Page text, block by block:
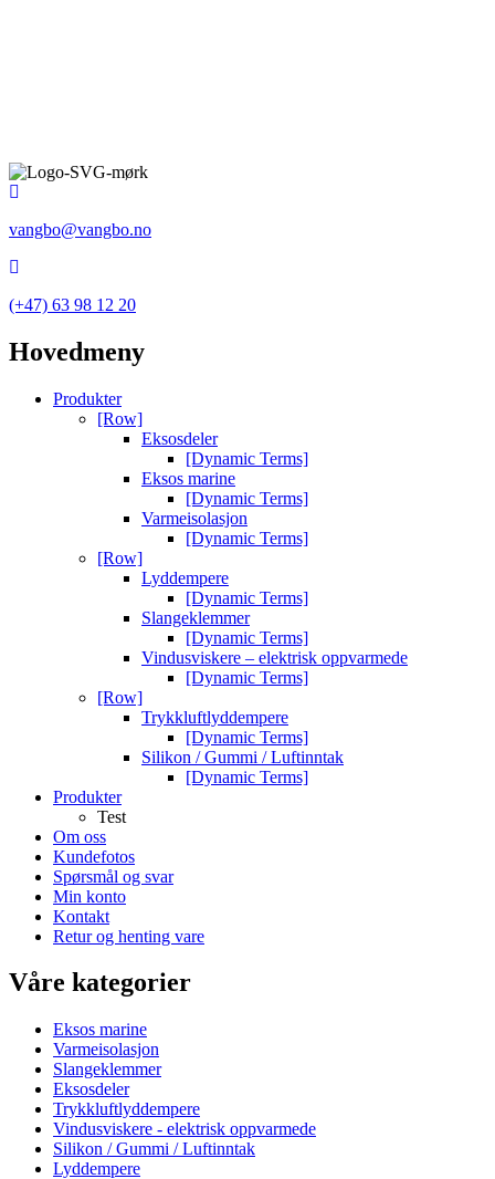
vangbo@vangbo.no
(+47) 63 98 12 20
Hovedmeny
Produkter
[Row]
Eksosdeler
[Dynamic Terms]
Eksos marine
[Dynamic Terms]
Varmeisolasjon
[Dynamic Terms]
[Row]
Lyddempere
[Dynamic Terms]
Slangeklemmer
[Dynamic Terms]
Vindusviskere – elektrisk oppvarmede
[Dynamic Terms]
[Row]
Trykkluftlyddempere
[Dynamic Terms]
Silikon / Gummi / Luftinntak
[Dynamic Terms]
Produkter
Test
Om oss
Kundefotos
Spørsmål og svar
Min konto
Kontakt
Retur og henting vare
Våre kategorier
Eksos marine
Varmeisolasjon
Slangeklemmer
Eksosdeler
Trykkluftlyddempere
Vindusviskere - elektrisk oppvarmede
Silikon / Gummi / Luftinntak
Lyddempere